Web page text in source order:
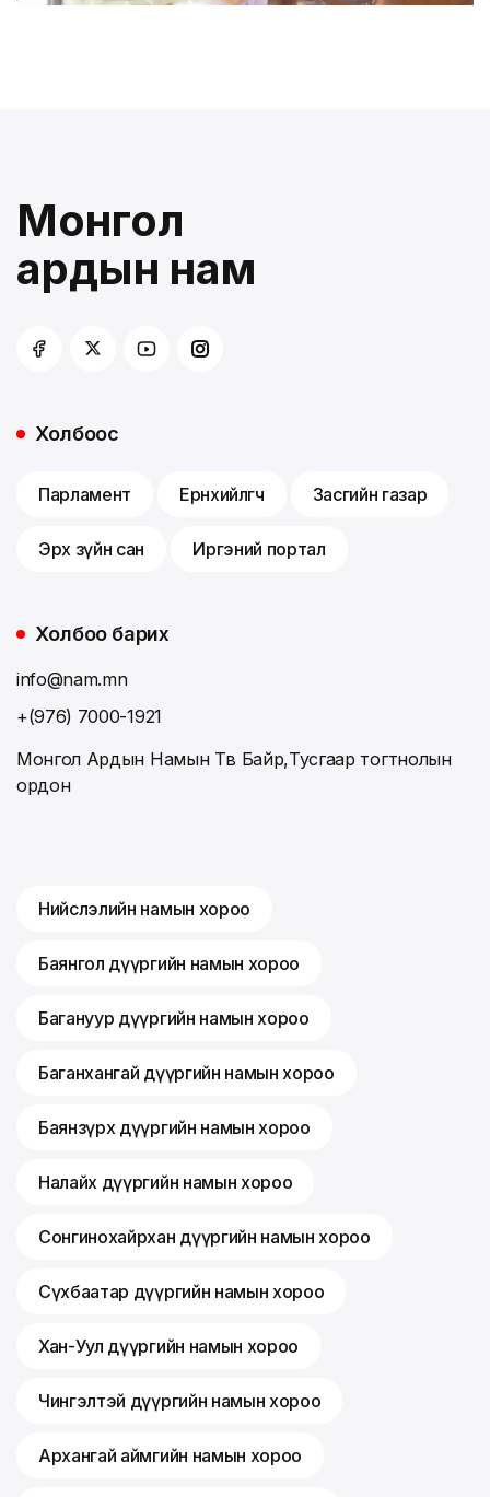
Монгол
ардын нам
Холбоос
Парламент Ерөнхийлөгч Засгийн газар
Эрх зүйн сан Иргэний портал
Холбоо барих
info@nam.mn
+(976) 7000-1921
Монгол Ардын Намын Төв Байр,Тусгаар тогтнолын
ордон
Нийслэлийн намын хороо
Баянгол дүүргийн намын хороо
Багануур дүүргийн намын хороо
Баганхангай дүүргийн намын хороо
Баянзүрх дүүргийн намын хороо
Налайх дүүргийн намын хороо
Сонгинохайрхан дүүргийн намын хороо
Сүхбаатар дүүргийн намын хороо
Хан-Уул дүүргийн намын хороо
Чингэлтэй дүүргийн намын хороо
Архангай аймгийн намын хороо